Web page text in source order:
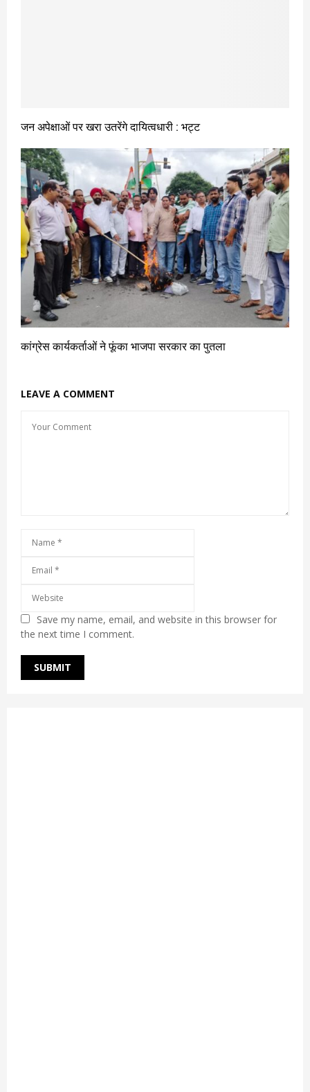
जन अपेक्षाओं पर खरा उतरेंगे दायित्वधारी : भट्ट
कांग्रेस कार्यकर्ताओं ने फूंका भाजपा सरकार का पुतला
LEAVE A COMMENT
Save my name, email, and website in this browser for
the next time I comment.